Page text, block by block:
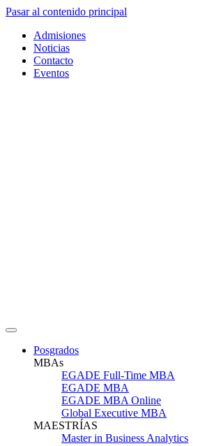
Pasar al contenido principal
Admisiones
Noticias
Contacto
Eventos
Posgrados
MBAs
EGADE Full-Time MBA
EGADE MBA
EGADE MBA Online
Global Executive MBA
MAESTRÍAS
Master in Business Analytics